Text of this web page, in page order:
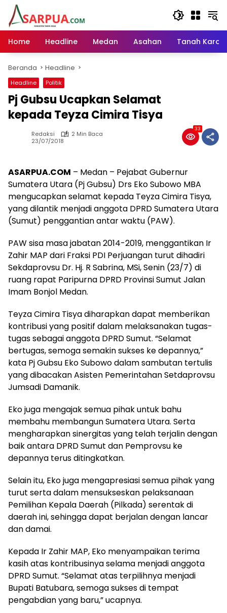
Langsung
konten
Home
Headline Medan Asahan Tanah Karo
Beranda Headline
Headline Politik
Pj Gubsu Ucapkan Selamat
kepada Teyza Cimira Tisya
Redaksi
2 Min Baca
23/07/2018
33
ASARPUA.COM – Medan – Pejabat Gubernur
Sumatera Utara (Pj Gubsu) Drs Eko Subowo MBA
mengucapkan selamat kepada Teyza Cimira Tisya,
yang dilantik menjadi anggota DPRD Sumatera Utara
(Sumut) penggantian antar waktu (PAW).
PAW sisa masa jabatan 2014-2019, menggantikan Ir
Zahir MAP dari Fraksi PDI Perjuangan turut dihadiri
Sekdaprovsu Dr. Hj. R Sabrina, MSi, Senin (23/7) di
ruang rapat Paripurna DPRD Provinsi Sumut Jalan
Imam Bonjol Medan.
Teyza Cimira Tisya diharapkan dapat memberikan
kontribusi yang positif dalam melaksanakan tugas-
tugas sebagai anggota DPRD Sumut. “Selamat
bertugas, semoga semakin sukses ke depannya,”
kata Pj Gubsu Eko Subowo dalam sambutan tertulis
yang dibacakan Asisten Pemerintahan Setdaprovsu
Jumsadi Damanik.
Eko juga mengajak semua pihak untuk bahu
membahu membangun Sumatera Utara. Serta
mengharapkan sinergitas yang telah terjalin dengan
baik antara DPRD Sumut dan Pemprovsu ke
depannya terus ditingkatkan.
Selain itu, Eko juga mengapresiasi semua pihak yang
turut serta dalam mensukseskan pelaksanaan
Pemilihan Kepala Daerah (Pilkada) serentak di
daerah ini, sehingga dapat berjalan dengan lancar
dan damai.
Kepada Ir Zahir MAP, Eko menyampaikan terima
kasih atas kontribusinya selama menjadi anggota
DPRD Sumut. “Selamat atas terpilihnya menjadi
Bupati Batubara, semoga sukses di tempat
pengabdian yang baru,” ucapnya.